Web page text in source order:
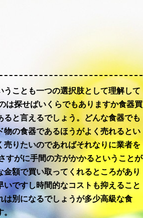
ことも一つの選択肢として理解して
は探せばいくらでもありますか食器買
と言えるでしょう。どんな食器でも
の食器であるほうがよく売れるとい
りたいのであればそれなりに業者を
すがに手間の方がかかるということが
額で買い取ってくれるところがあり
ですし時間的なコストも抑えること
別になるでしょうが多少高級な食
。